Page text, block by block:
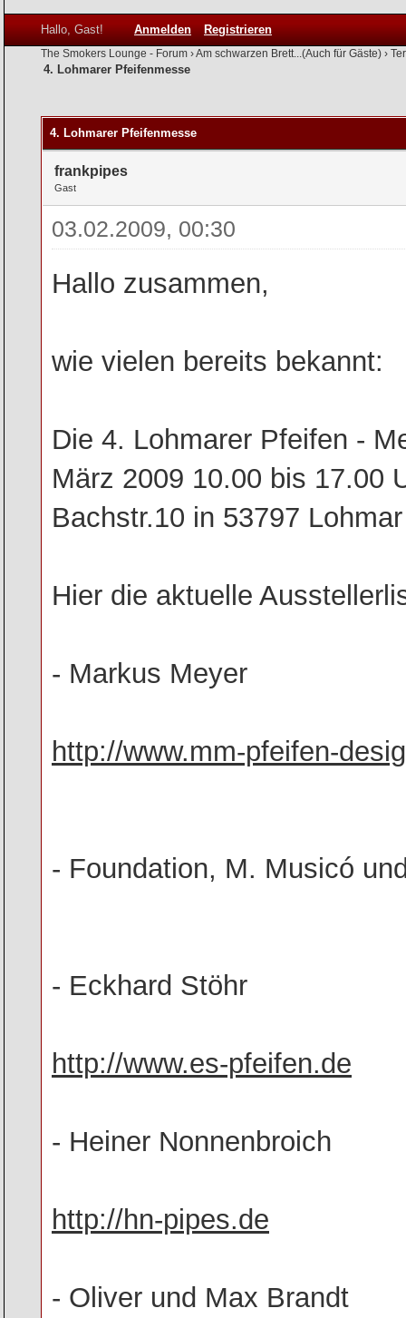
Hallo, Gast! Anmelden Registrieren
The Smokers Lounge - Forum ›Am schwarzen Brett...(Auch für Gäste) ›
4. Lohmarer Pfeifenmesse
4. Lohmarer Pfeifenmesse
frankpipes
Gast
03.02.2009, 00:30
Hallo zusammen,
wie vielen bereits bekannt:
Die 4. Lohmarer Pfeifen -
März 2009 10.00 bis 17.00
Bachstr.10 in 53797
Hier die aktuelle
- Markus Meyer
http://www.mm-pfeifen-
- Foundation, M. Musicó
- Eckhard Stöhr
http://www.es-pfeifen.de
- Heiner Nonnenbroich
http://hn-pipes.de
- Oliver und Max Brandt